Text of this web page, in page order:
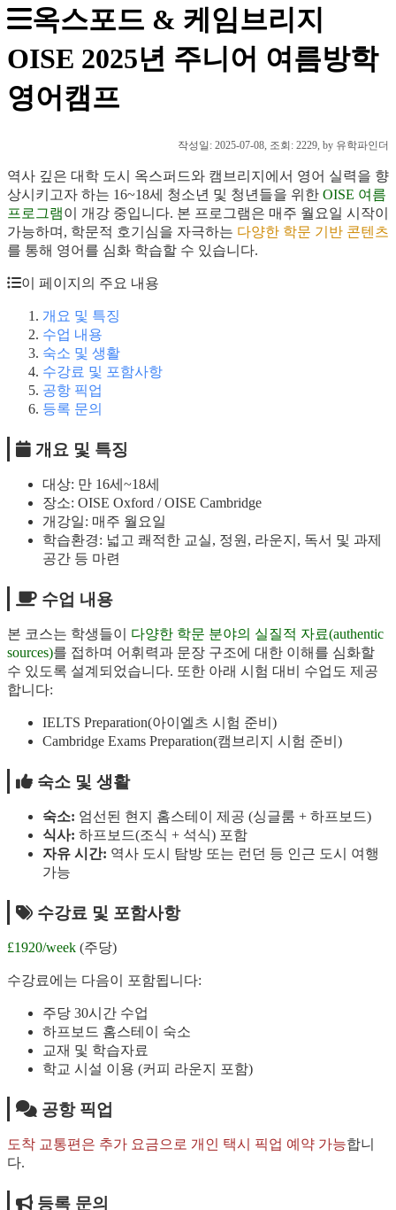
옥스포드 & 케임브리지
OISE 2025년 주니어 여름방학
영어캠프
작성일: 2025-07-08, 조회: 2229, by 유학파인더
역사 깊은 대학 도시 옥스퍼드와 캠브리지에서 영어 실력을 향
상시키고자 하는 16~18세 청소년 및 청년들을 위한 OISE 여름
프로그램이 개강 중입니다. 본 프로그램은 매주 월요일 시작이
가능하며, 학문적 호기심을 자극하는 다양한 학문 기반 콘텐츠
를 통해 영어를 심화 학습할 수 있습니다.
이 페이지의 주요 내용
개요 및 특징
수업 내용
숙소 및 생활
수강료 및 포함사항
공항 픽업
등록 문의
개요 및 특징
대상: 만 16세~18세
장소: OISE Oxford / OISE Cambridge
개강일: 매주 월요일
학습환경: 넓고 쾌적한 교실, 정원, 라운지, 독서 및 과제
공간 등 마련
수업 내용
본 코스는 학생들이 다양한 학문 분야의 실질적 자료(authentic
sources)를 접하며 어휘력과 문장 구조에 대한 이해를 심화할
수 있도록 설계되었습니다. 또한 아래 시험 대비 수업도 제공
합니다:
IELTS Preparation(아이엘츠 시험 준비)
Cambridge Exams Preparation(캠브리지 시험 준비)
숙소 및 생활
숙소: 엄선된 현지 홈스테이 제공 (싱글룸 + 하프보드)
식사: 하프보드(조식 + 석식) 포함
자유 시간: 역사 도시 탐방 또는 런던 등 인근 도시 여행
가능
수강료 및 포함사항
£1920/week (주당)
수강료에는 다음이 포함됩니다:
주당 30시간 수업
하프보드 홈스테이 숙소
교재 및 학습자료
학교 시설 이용 (커피 라운지 포함)
공항 픽업
도착 교통편은 추가 요금으로 개인 택시 픽업 예약 가능합니
다.
등록 문의